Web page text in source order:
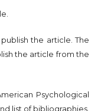
the article. The
the article from the
Psychological
list of bibliographies.